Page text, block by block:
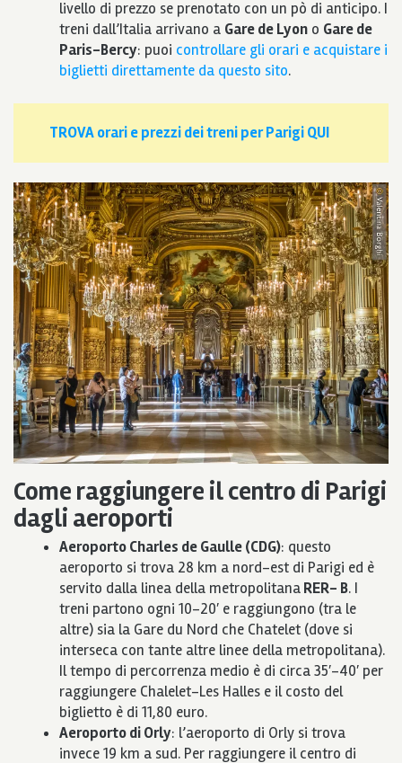
livello di prezzo se prenotato con un pò di anticipo. I
treni dall’Italia arrivano a Gare de Lyon o Gare de
Paris-Bercy: puoi controllare gli orari e acquistare i
biglietti direttamente da questo sito.
TROVA orari e prezzi dei treni per Parigi QUI
Come raggiungere il centro di Parigi
dagli aeroporti
Aeroporto Charles de Gaulle (CDG): questo
aeroporto si trova 28 km a nord-est di Parigi ed è
servito dalla linea della metropolitanaRER- B. I
treni partono ogni 10-20′ e raggiungono (tra le
altre) sia la Gare du Nord che Chatelet (dove si
interseca con tante altre linee della metropolitana).
Il tempo di percorrenza medio è di circa 35′-40′ per
raggiungere Chalelet-Les Halles e il costo del
biglietto è di 11,80 euro.
Aeroporto di Orly: l’aeroporto di Orly si trova
invece 19 km a sud. Per raggiungere il centro di